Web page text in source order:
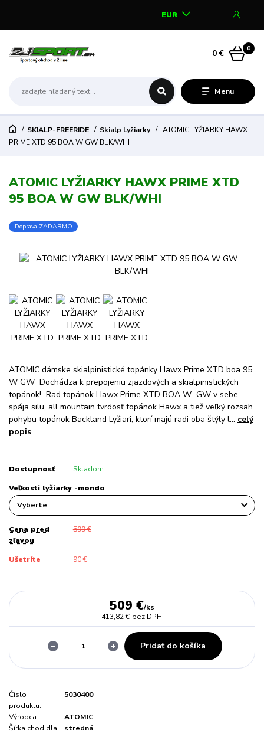
Menu
EUR
0
0 €
SKIALP-FREERIDE Skialp Lyžiarky
ATOMIC LYŽIARKY HAWX
PRIME XTD 95 BOA W GW BLK/WHI
ATOMIC LYŽIARKY HAWX PRIME XTD
95 BOA W GW BLK/WHI
Doprava ZADARMO
ATOMIC dámske skialpinistické topánky Hawx Prime XTD boa 95
W GW Dochádza k prepojeniu zjazdových a skialpinistických
topánok! Rad topánok Hawx Prime XTD BOA W GW v sebe
spája silu, all mountain tvrdosť topánok Hawx a tiež veľký rozsah
pohybu topánok Backland Lyžiari, ktorí majú radi oba štýly l... celý
popis
Dostupnosť Skladom
Veľkosti lyžiarky -mondo
Cena pred
zľavou
599 €
Ušetríte 90 €
509 €/ks
413,82 € bez DPH
Pridať do košíka
Číslo
produktu:
5030400
Výrobca:
ATOMIC
Šírka chodidla:
stredná